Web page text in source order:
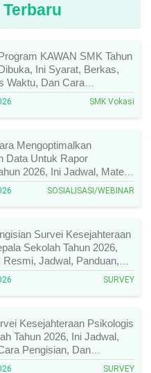
KAWAN SMK Tahun
Ini Syarat, Berkas,
Waktu, Dan Cara
SMK Vokasi
Mengoptimalkan
Data Untuk Rapor
2026, Ini Jadwal, Materi,
Link Mengikutinya!
SOSIALISASI/WEBINAR
Survei Kesejahteraan
Sekolah Tahun 2026,
Resmi, Jadwal, Panduan,
Wajib Diperhatikan!
SURVEY
Kesejahteraan Psikologis
Tahun 2026, Ini Jadwal,
Pengisian, Dan
SURVEY